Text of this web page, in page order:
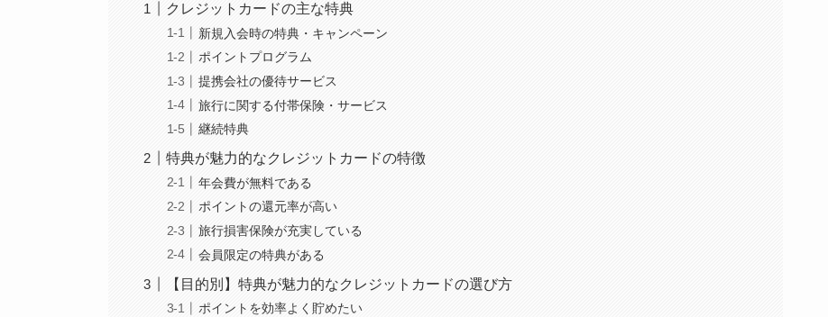
クレジットカードの主な特典
新規入会時の特典・キャンペーン
ポイントプログラム
提携会社の優待サービス
旅行に関する付帯保険・サービス
継続特典
特典が魅力的なクレジットカードの特徴
年会費が無料である
ポイントの還元率が高い
旅行損害保険が充実している
会員限定の特典がある
【目的別】特典が魅力的なクレジットカードの選び方
ポイントを効率よく貯めたい